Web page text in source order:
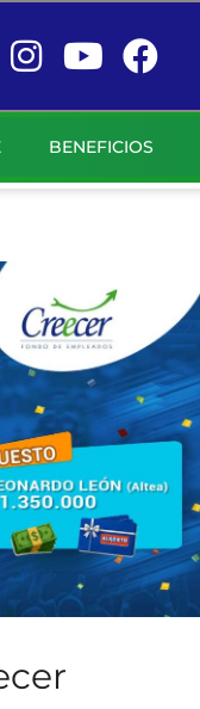
BENEFICIOS